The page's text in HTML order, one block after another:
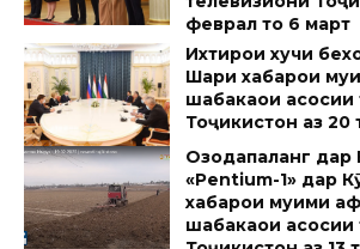
феврал то 6 март
Ихтирои хучи
Шарҳи хабарҳои
шабакаҳои
Тоҷикистон аз 20
Озодапаланг дар
«Pentium-1» дар
хабарҳои муҳими
шабакаҳои